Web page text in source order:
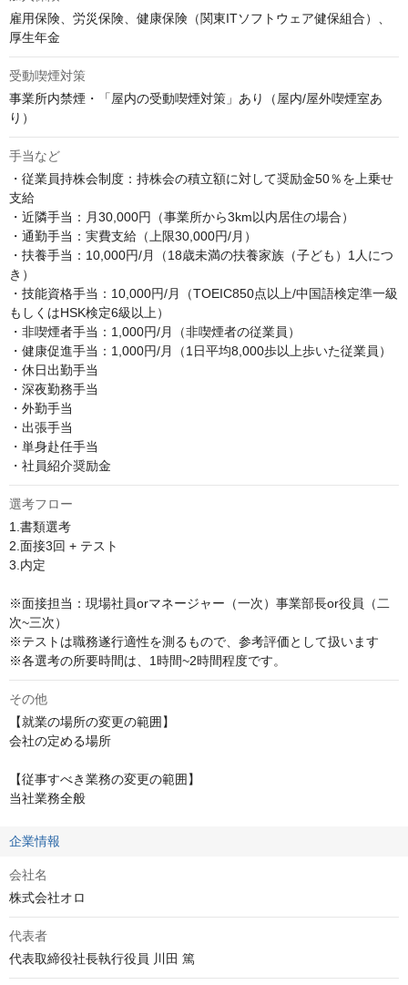
雇用保険、労災保険、健康保険（関東ITソフトウェア健保組合）、
厚生年金
受動喫煙対策
事業所内禁煙・「屋内の受動喫煙対策」あり（屋内/屋外喫煙室あ
り）
手当など
・従業員持株会制度：持株会の積立額に対して奨励金50％を上乗せ
支給
・近隣手当：月30,000円（事業所から3km以内居住の場合）
・通勤手当：実費支給（上限30,000円/月）
・扶養手当：10,000円/月（18歳未満の扶養家族（子ども）1人につ
き）
・技能資格手当：10,000円/月（TOEIC850点以上/中国語検定準一級
もしくはHSK検定6級以上）
・非喫煙者手当：1,000円/月（非喫煙者の従業員）
・健康促進手当：1,000円/月（1日平均8,000歩以上歩いた従業員）
・休日出勤手当
・深夜勤務手当
・外勤手当
・出張手当
・単身赴任手当
・社員紹介奨励金
選考フロー
1.書類選考
2.面接3回 + テスト
3.内定
※面接担当：現場社員orマネージャー（一次）事業部長or役員（二
次~三次）
※テストは職務遂行適性を測るもので、参考評価として扱います
※各選考の所要時間は、1時間~2時間程度です。
その他
【就業の場所の変更の範囲】
会社の定める場所
【従事すべき業務の変更の範囲】
当社業務全般
企業情報
会社名
株式会社オロ
代表者
代表取締役社長執行役員 川田 篤